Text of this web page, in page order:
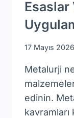
Esaslar
17 Mayıs 2026
Metalurji
edinin.